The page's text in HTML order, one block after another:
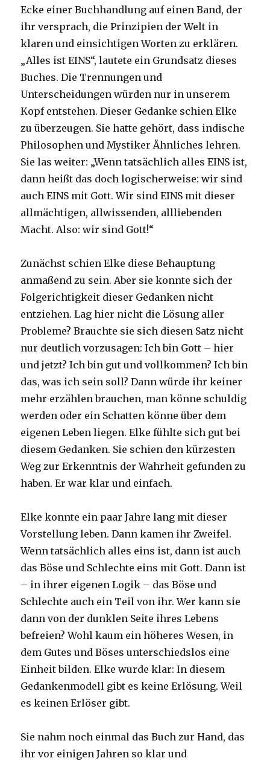
Ecke einer Buchhandlung auf einen Band, der
ihr versprach, die Prinzipien der Welt in
klaren und einsich­tigen Worten zu erklären.
„Alles ist EINS“, lautete ein Grundsatz dieses
Buches. Die Trennungen und
Unterscheidungen würden nur in unserem
Kopf entstehen. Die­ser Gedanke schien Elke
zu überzeugen. Sie hatte gehört, dass indische
Philo­sophen und Mystiker Ähnliches lehren.
Sie las weiter: „Wenn tatsächlich alles EINS ist,
dann heißt das doch logischerweise: wir sind
auch EINS mit Gott. Wir sind EINS mit dieser
allmächtigen, allwissenden, allliebenden
Macht. Also: wir sind Gott!“
Zunächst schien Elke diese Behauptung
anmaßend zu sein. Aber sie konnte sich der
Folgerichtigkeit dieser Gedanken nicht
entziehen. Lag hier nicht die Lö­sung aller
Probleme? Brauchte sie sich diesen Satz nicht
nur deutlich vorzusagen: Ich bin Gott – hier
und jetzt? Ich bin gut und vollkommen? Ich bin
das, was ich sein soll? Dann würde ihr keiner
mehr erzählen brauchen, man könne schuldig
wer­den oder ein Schatten könne über dem
eigenen Leben liegen. Elke fühlte sich gut bei
diesem Gedanken. Sie schien den kürzesten
Weg zur Erkenntnis der Wahrheit gefunden zu
haben. Er war klar und einfach.
Elke konnte ein paar Jahre lang mit dieser
Vorstellung leben. Dann kamen ihr Zweifel.
Wenn tatsächlich alles eins ist, dann ist auch
das Böse und Schlechte eins mit Gott. Dann ist
– in ihrer eigenen Logik – das Böse und
Schlechte auch ein Teil von ihr. Wer kann sie
dann von der dunklen Seite ihres Lebens
befreien? Wohl kaum ein höheres Wesen, in
dem Gutes und Böses unterschiedslos eine
Einheit bilden. Elke wurde klar: In diesem
Gedankenmodell gibt es keine Erlösung. Weil
es keinen Erlöser gibt.
Sie nahm noch einmal das Buch zur Hand, das
ihr vor einigen Jahren so klar und